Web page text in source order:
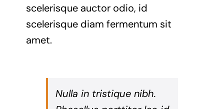
scelerisque auctor odio, id
scelerisque diam fermentum sit
amet.
Nulla in tristique nibh.